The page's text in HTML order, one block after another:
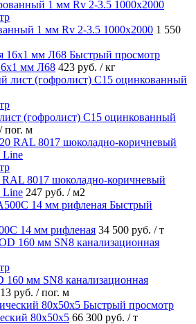
1 мм Rv 2-3.5 1000х2000 1 550
Быстрый просмотр
мм Л68 423 руб. / кг
(гофролист) С15 оцинкованный
/ пог. м
8017 шоколадно-коричневый
Line 247 руб. / м2
Быстрый
14 мм рифленая 34 500 руб. / т
160 мм SN8 канализационная
руб. / пог. м
Быстрый просмотр
80х50х5 66 300 руб. / т